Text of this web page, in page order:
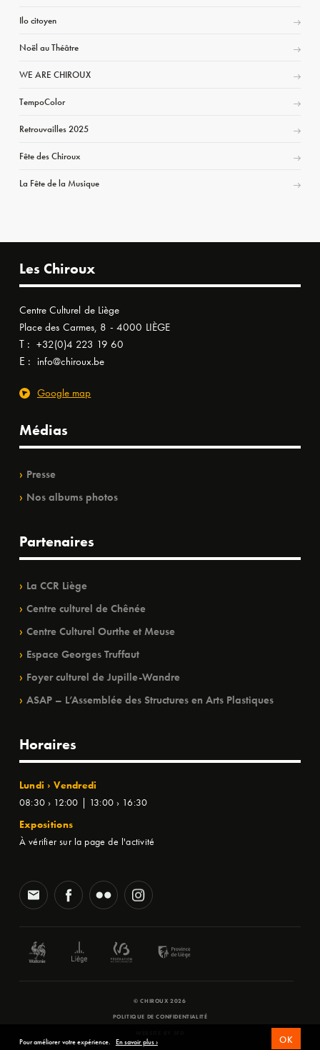
Ilo citoyen
Noël au Théâtre
WE ARE CHIROUX
TempoColor
Retrouvailles 2025
Fête des Chiroux
La Fête de la Musique
Les Chiroux
Centre Culturel de Liège
Place des Carmes, 8 - 4000 LIÈGE
T : +32(0)4 223 19 60
E : info@chiroux.be
Google map
Médias
Presse
Nos albums photos
Partenaires
La CCR Liège
Centre culturel de Chênée
Centre Culturel Ourthe et Meuse
Espace Georges Truffaut
Foyer culturel de Jupille-Wandre
ASAP – L’Assemblée des Structures en Arts Plastiques
Horaires
Lundi › Vendredi
08:30 › 12:00 | 13:00 › 16:30
Expositions
À vérifier sur la page de l'activité
© CHIROUX 2026
POLITIQUE DE CONFIDENTIALITÉ
Pour améliorer votre expérience. En savoir plus › OK